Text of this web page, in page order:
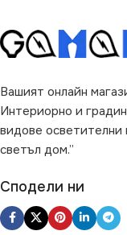
Вашият онлайн
Интериорно и
видове
светъл дом.”
Сподели ни